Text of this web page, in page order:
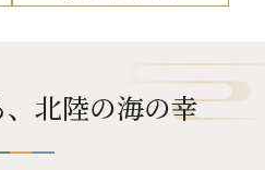
北陸の海の幸